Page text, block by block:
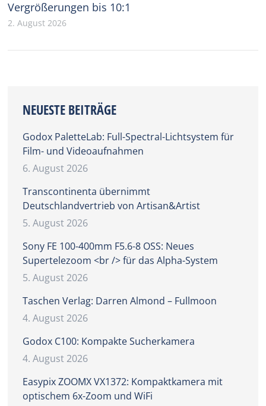
Vergrößerungen bis 10:1
2. August 2026
NEUESTE BEITRÄGE
Godox PaletteLab: Full-Spectral-Lichtsystem für
Film- und Videoaufnahmen
6. August 2026
Transcontinenta übernimmt
Deutschlandvertrieb von Artisan&Artist
5. August 2026
Sony FE 100-400mm F5.6-8 OSS: Neues
Supertelezoom <br /> für das Alpha-System
5. August 2026
Taschen Verlag: Darren Almond – Fullmoon
4. August 2026
Godox C100: Kompakte Sucherkamera
4. August 2026
Easypix ZOOMX VX1372: Kompaktkamera mit
optischem 6x-Zoom und WiFi